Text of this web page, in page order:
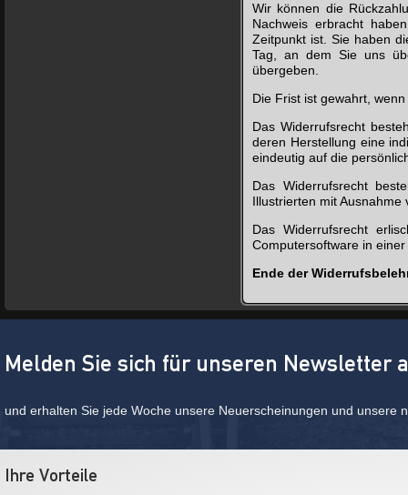
Wir können die
Nachweis erbracht
Zeitpunkt ist. Sie haben
Tag, an dem Sie uns
übergeben.
Die Frist ist gewahrt,
Das Widerrufsrecht
deren Herstellung eine
eindeutig auf die
Das Widerrufsrecht
Illustrierten mit Ausnahme
Das Widerrufsrecht
Computersoftware in
Ende der
Melden Sie sich für unseren Newsletter
und erhalten Sie jede Woche unsere Neuerscheinungen und unsere
Ihre Vorteile